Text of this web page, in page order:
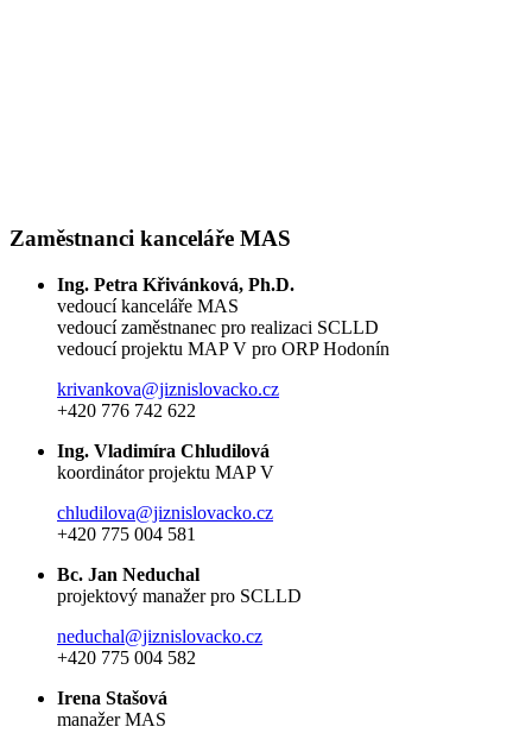
Zaměstnanci kanceláře MAS
Ing. Petra Křivánková, Ph.D.
vedoucí kanceláře MAS
vedoucí zaměstnanec pro realizaci SCLLD
vedoucí projektu MAP V pro ORP Hodonín
krivankova@jiznislovacko.cz
+420 776 742 622
Ing. Vladimíra Chludilová
koordinátor projektu MAP V
chludilova@jiznislovacko.cz
+420 775 004 581
Bc. Jan Neduchal
projektový manažer pro SCLLD
neduchal@jiznislovacko.cz
+420 775 004 582
Irena Stašová
manažer MAS